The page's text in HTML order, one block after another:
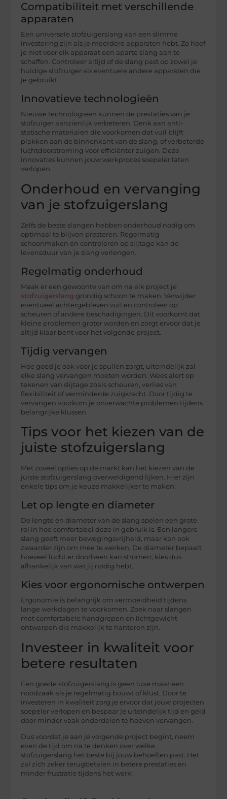
Compatibiliteit met verschillende
apparaten
Een universele stofzuigerslang kan een slimme
investering zijn als je meerdere apparaten hebt. Zo hoef
je niet voor elk apparaat een aparte slang aan te
schaffen. Controleer altijd of de slang past op zowel je
huidige stofzuiger als eventuele andere apparaten die
je gebruikt.
Innovatieve technologieën
Nieuwe technologieën kunnen de prestaties van je
stofzuiger aanzienlijk verbeteren. Denk aan anti-
statische materialen die voorkomen dat vuil blijft
plakken aan de binnenkant van de slang, of verbeterde
luchtdoorstroming voor efficiënter zuigen. Deze
innovaties kunnen jouw werkproces soepeler laten
verlopen.
Onderhoud en vervanging
van je stofzuigerslang
Zelfs de beste slangen hebben onderhoud nodig om
optimaal te blijven presteren. Regelmatig
schoonmaken en controleren op slijtage kan de
levensduur van je slang verlengen.
Regelmatig onderhoud
Maak er een gewoonte van om na elk project je
stofzuigerslang grondig schoon te maken. Verwijder
eventueel achtergebleven vuil en controleer op
scheuren of andere beschadigingen. Dit voorkomt dat
kleine problemen groter worden en zorgt ervoor dat je
altijd klaar bent voor het volgende project.
Tijdig vervangen
Hoe goed je ook voor je spullen zorgt, uiteindelijk zal
elke slang vervangen moeten worden. Wees alert op
tekenen van slijtage zoals scheuren, verlies van
flexibiliteit of verminderde zuigkracht. Door tijdig te
vervangen voorkom je onverwachte problemen tijdens
belangrijke klussen.
Tips voor het kiezen van de
juiste stofzuigerslang
Met zoveel opties op de markt kan het kiezen van de
juiste stofzuigerslang overweldigend lijken. Hier zijn
enkele tips om je keuze makkelijker te maken:
Let op lengte en diameter
De lengte en diameter van de slang spelen een grote
rol in hoe comfortabel deze in gebruik is. Een langere
slang geeft meer bewegingsvrijheid, maar kan ook
zwaarder zijn om mee te werken. De diameter bepaalt
hoeveel lucht er doorheen kan stromen; kies dus
afhankelijk van wat jij nodig hebt.
Kies voor ergonomische ontwerpen
Ergonomie is belangrijk om vermoeidheid tijdens
lange werkdagen te voorkomen. Zoek naar slangen
met comfortabele handgrepen en lichtgewicht
ontwerpen die makkelijk te hanteren zijn.
Investeer in kwaliteit voor
betere resultaten
Een goede stofzuigerslang is geen luxe maar een
noodzaak als je regelmatig bouwt of klust. Door te
investeren in kwaliteit zorg je ervoor dat jouw projecten
soepeler verlopen en bespaar je uiteindelijk tijd en geld
door minder vaak onderdelen te hoeven vervangen.
Dus voordat je aan je volgende project begint, neem
even de tijd om na te denken over welke
stofzuigerslang het beste bij jouw behoeften past. Het
zal zich zeker terugbetalen in betere prestaties en
minder frustratie tijdens het werk!